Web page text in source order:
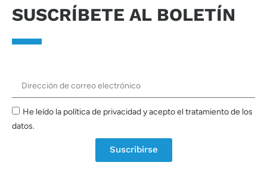
SUSCRÍBETE AL BOLETÍN
He leído la política de privacidad y acepto el tratamiento de los
datos.
Suscribirse